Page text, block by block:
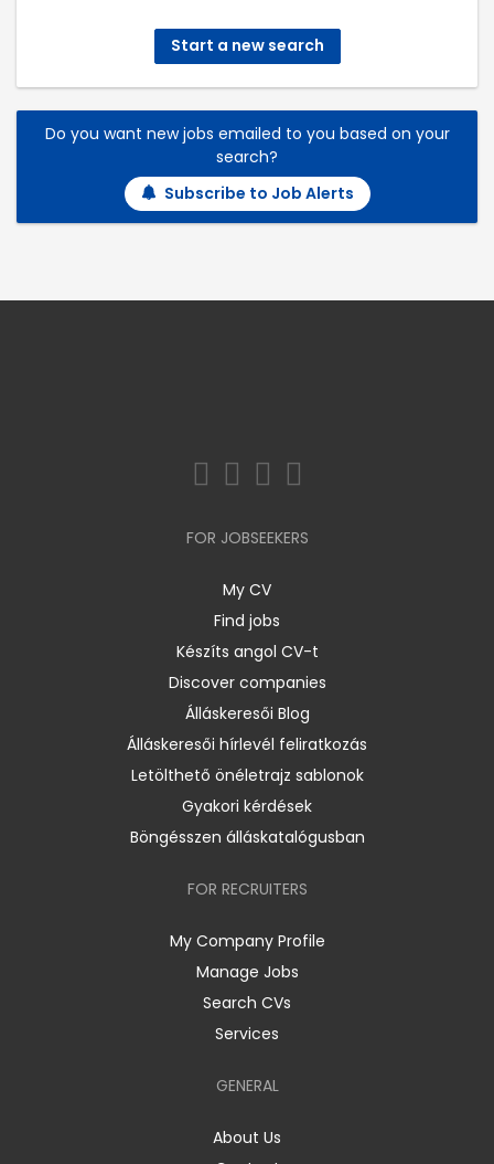
Start a new search
Do you want new jobs emailed to you based on your
search?
Subscribe to Job Alerts
FOR JOBSEEKERS
My CV
Find jobs
Készíts angol CV-t
Discover companies
Álláskeresői Blog
Álláskeresői hírlevél feliratkozás
Letölthető önéletrajz sablonok
Gyakori kérdések
Böngésszen álláskatalógusban
FOR RECRUITERS
My Company Profile
Manage Jobs
Search CVs
Services
GENERAL
About Us